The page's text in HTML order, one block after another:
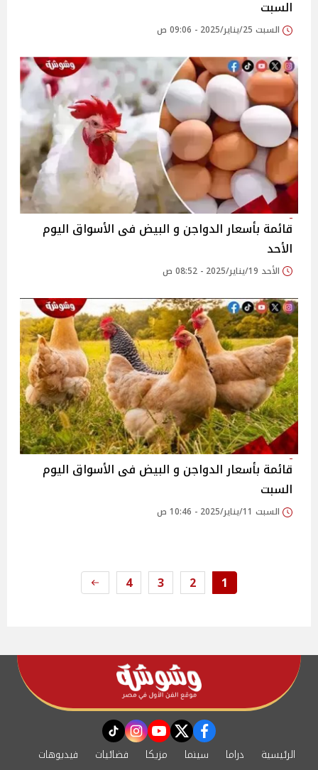
السبت
السبت 25/يناير/2025 - 09:06 ص
قائمة بأسعار الدواجن و البيض فى الأسواق اليوم
الأحد
الأحد 19/يناير/2025 - 08:52 ص
قائمة بأسعار الدواجن و البيض فى الأسواق اليوم
السبت
السبت 11/يناير/2025 - 10:46 ص
1
2
3
4
facebook
twitter
youtube
instagram
tiktok
الرئيسية دراما سينما مزيكا فضائيات فيديوهات